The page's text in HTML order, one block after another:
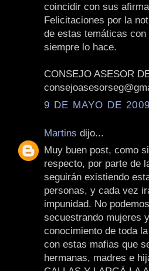
coincidir con sus
Felicitaciones por la
de estas temáticas
siempre lo hace.
CONSEJO ASESOR
9 DE MAYO DE
Martins dijo...
Muy buen post, como
respecto, por parte de
seguirán existiendo
personas, y cada vez
impunidad. No
secuestrando mujeres
conocimiento de toda
con estas mafias que
hermanas, madres e